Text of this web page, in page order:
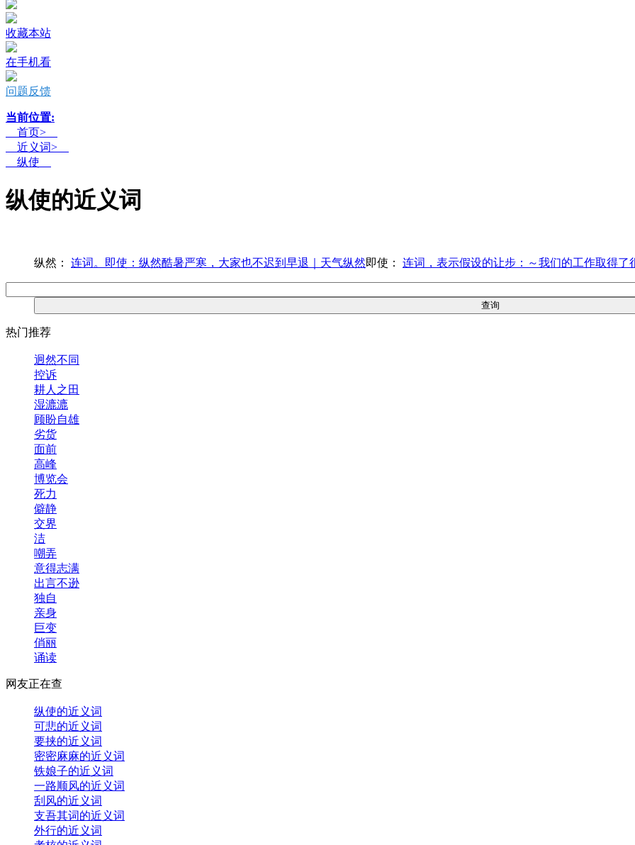
收藏本站
在手机看
问题反馈
当前位置:
首页>
近义词>
纵使
纵使的近义词
纵然： 连词。即使：纵然酷暑严寒，大家也不迟到早退｜天气纵然即使： 连词，表示假设的让步：～我们的工作取得了
热门推荐
迥然不同
控诉
耕人之田
湿漉漉
顾盼自雄
劣货
面前
高峰
博览会
死力
僻静
交界
洁
嘲弄
意得志满
出言不逊
独自
亲身
巨变
俏丽
诵读
网友正在查
纵使的近义词
可悲的近义词
要挟的近义词
密密麻麻的近义词
铁娘子的近义词
一路顺风的近义词
刮风的近义词
支吾其词的近义词
外行的近义词